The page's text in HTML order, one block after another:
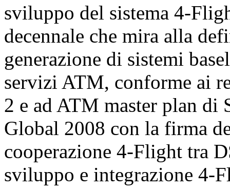
sviluppo del sistema 4-
decennale che mira alla
generazione di sistemi
servizi ATM, conforme ai
2 e ad ATM master plan di
Global 2008 con la firma
cooperazione 4-Flight tra
sviluppo e integrazione 4-